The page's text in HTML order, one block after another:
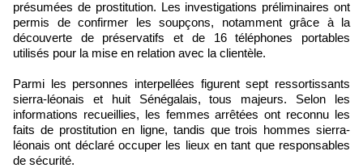
présumées de prostitution. Les investigations préliminaires ont
permis de confirmer les soupçons, notamment grâce à la
découverte de préservatifs et de 16 téléphones portables
utilisés pour la mise en relation avec la clientèle.
Parmi les personnes interpellées figurent sept ressortissants
sierra-léonais et huit Sénégalais, tous majeurs. Selon les
informations recueillies, les femmes arrêtées ont reconnu les
faits de prostitution en ligne, tandis que trois hommes sierra-
léonais ont déclaré occuper les lieux en tant que responsables
de sécurité.